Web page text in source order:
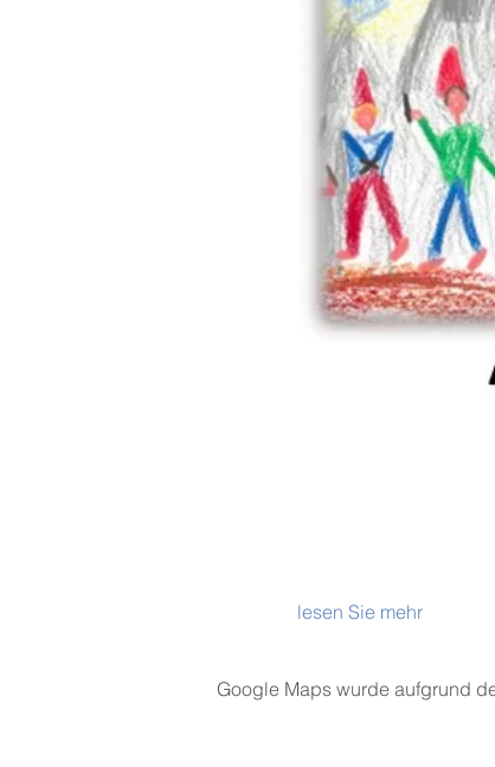
lesen Sie mehr
Google Maps wurde aufgrund